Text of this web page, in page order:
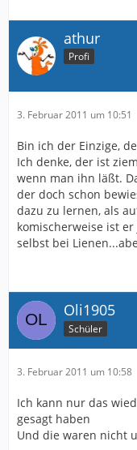
athur
Profi
3. Februar 2011 um 10:51
Bin ich der Einzige,
Ich denke, der ist
wenn man ihn läßt.
der doch schon
dazu zu lernen, als
komischerweise ist
selbst bei
Oli1905
Schüler
3. Februar 2011 um 10:58
Ich kann nur das
gesagt haben
Und die waren nicht